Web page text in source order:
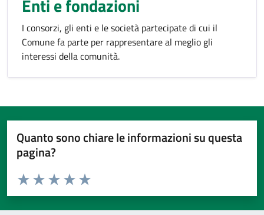
Enti e fondazioni
I consorzi, gli enti e le società partecipate di cui il
Comune fa parte per rappresentare al meglio gli
interessi della comunità.
Quanto sono chiare le informazioni su questa
pagina?
Valuta da 1 a 5 stelle la pagina
Valuta 5 stelle su 5
Valuta 4 stelle su 5
Valuta 3 stelle su 5
Valuta 2 stelle su 5
Valuta 1 stelle su 5